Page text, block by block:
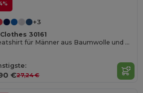
+3
30161
Sweatshirt für Männer aus Baumwolle und Polyester
€27,24 €